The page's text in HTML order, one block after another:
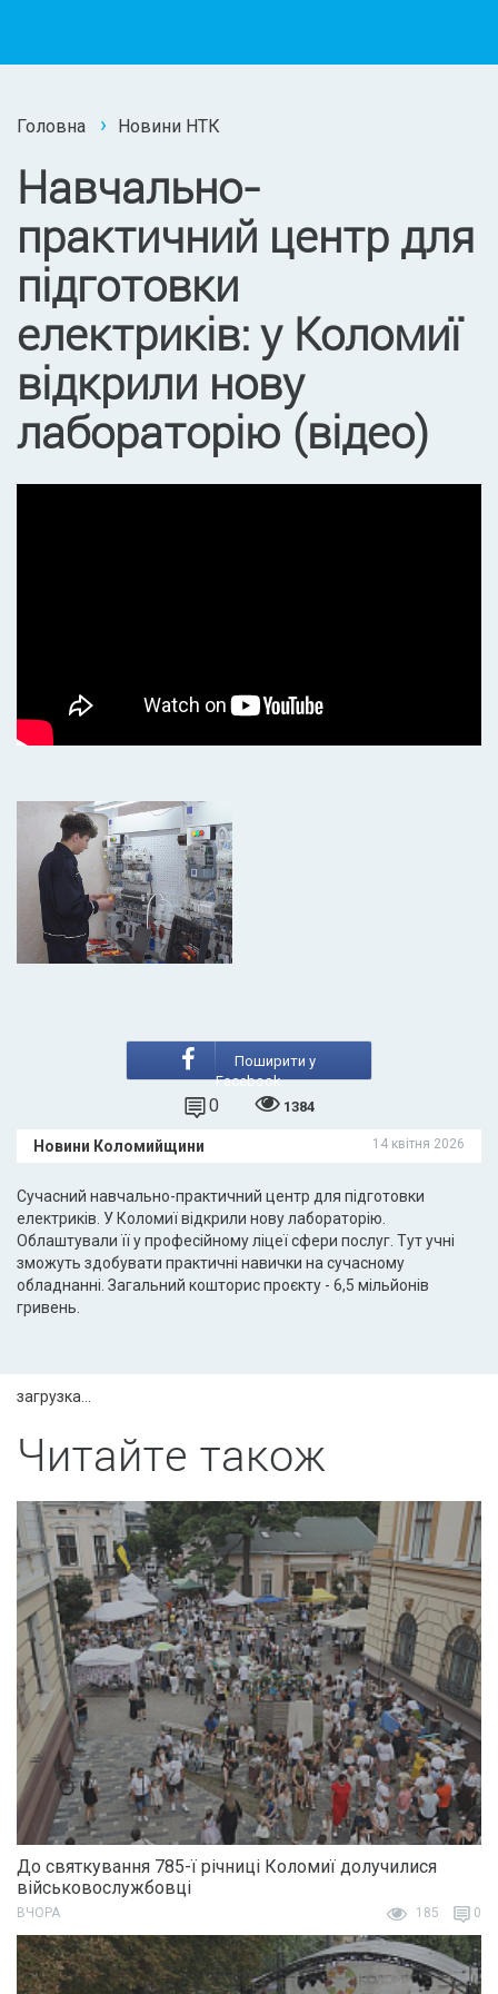
Головна Новини НТК
Навчально-
практичний центр для
підготовки
електриків: у Коломиї
відкрили нову
лабораторію (відео)
Поширити у
Facebook
0 1384
Новини Коломийщини 14 квітня 2026
Cучасний навчально-практичний центр для підготовки
електриків. У Коломиї відкрили нову лабораторію.
Облаштували її у професійному ліцеї сфери послуг. Тут учні
зможуть здобувати практичні навички на сучасному
обладнанні. Загальний кошторис проєкту - 6,5 мільйонів
гривень.
загрузка...
Читайте також
До святкування 785-ї річниці Коломиї долучилися
військовослужбовці
ВЧОРА 185 0